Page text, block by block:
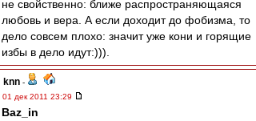
не свойственно: ближе распространяющаяся
любовь и вера. А если доходит до фобизма, то
дело совсем плохо: значит уже кони и горящие
избы в дело идут:))).
knn -
01 дек 2011 23:29
Baz_in